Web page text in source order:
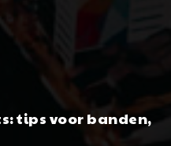
tips voor banden,